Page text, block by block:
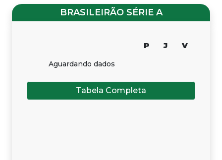
BRASILEIRÃO SÉRIE A
P J V
Aguardando dados
Tabela Completa